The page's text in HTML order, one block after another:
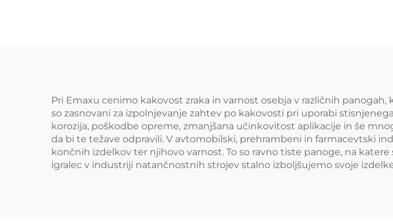
Pri Emaxu cenimo kakovost zraka in varnost osebja v različnih
so zasnovani za izpolnjevanje zahtev po kakovosti pri uporabi
korozija, poškodbe opreme, zmanjšana učinkovitost aplikacije in še
da bi te težave odpravili. V avtomobilski, prehrambeni in farmacevtski
končnih izdelkov ter njihovo varnost. To so ravno tiste panoge, na
igralec v industriji natančnostnih strojev stalno izboljšujemo svoje